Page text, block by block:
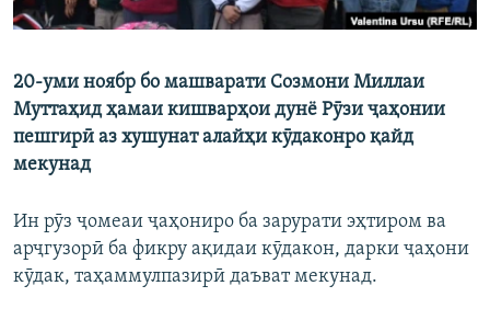
Ҳамаи сомонаҳои RFE/RL
20-уми ноябр бо машварати Созмони Миллаи
Муттаҳид ҳамаи кишварҳои дунё Рӯзи ҷаҳонии
пешгирӣ аз хушунат алайҳи кӯдаконро қайд
мекунад
Ин рӯз ҷомеаи ҷаҳониро ба зарурати эҳтиром ва
арҷгузорӣ ба фикру ақидаи кӯдакон, дарки ҷаҳони
кӯдак, таҳаммулпазирӣ даъват мекунад.